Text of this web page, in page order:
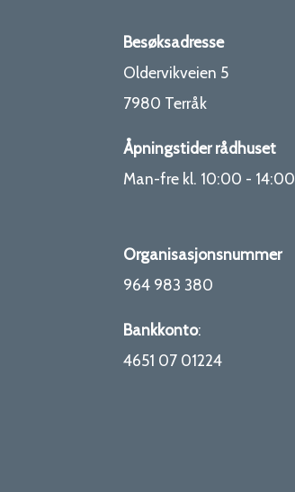
Besøksadresse
Oldervikveien 5
7980 Terråk
Åpningstider rådhuset
Man-fre kl. 10:00 - 14:00
Organisasjonsnummer
964 983 380
Bankkonto:
4651 07 01224